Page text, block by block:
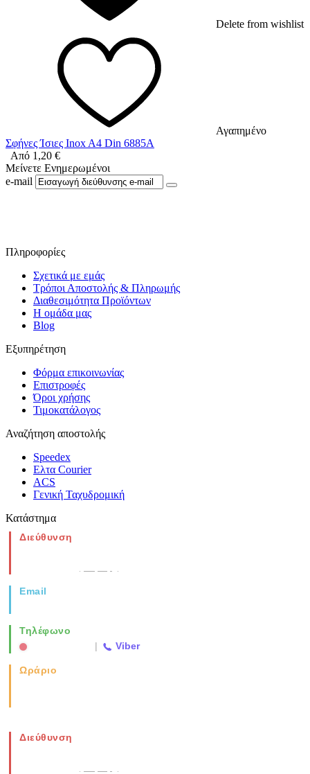
Delete from wishlist
Αγαπημένο
Σφήνες Ίσιες Inox A4 Din 6885A
Από 1,20 €
Μείνετε Ενημερωμένοι
e-mail
Πληροφορίες
Σχετικά με εμάς
Τρόποι Αποστολής & Πληρωμής
Διαθεσιμότητα Προϊόντων
Η ομάδα μας
Blog
Εξυπηρέτηση
Φόρμα επικοινωνίας
Επιστροφές
Όροι χρήσης
Τιμοκατάλογος
Αναζήτηση αποστολής
Speedex
Ελτα Courier
ACS
Γενική Ταχυδρομική
Κατάστημα
Διεύθυνση
Email
Τηλέφωνο
| Viber
Ωράριο
Διεύθυνση